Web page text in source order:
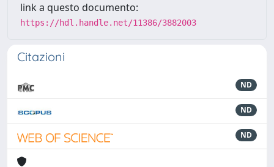
link a questo documento:
https://hdl.handle.net/11386/3882003
Citazioni
ND
ND
ND